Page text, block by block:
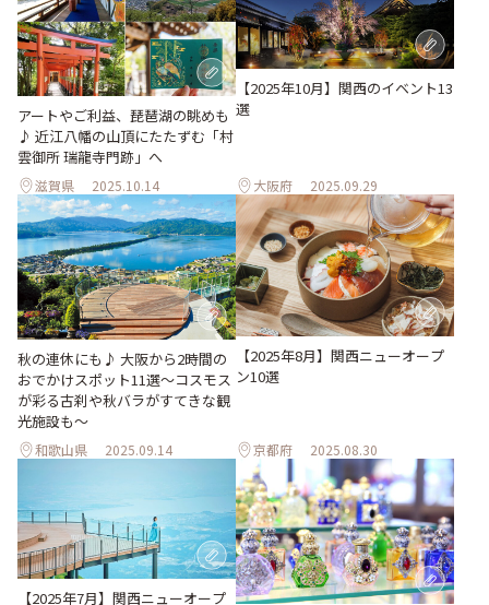
アートやご利益、琵琶湖の眺めも
♪ 近江八幡の山頂にたたずむ「村
雲御所 瑞龍寺門跡」へ
滋賀県 2025.10.14
【2025年10月】関西のイベント13
選
大阪府 2025.09.29
秋の連休にも♪ 大阪から2時間の
おでかけスポット11選～コスモス
が彩る古刹や秋バラがすてきな観
光施設も～
和歌山県 2025.09.14
【2025年8月】関西ニューオープ
ン10選
京都府 2025.08.30
【2025年7月】関西ニューオープ